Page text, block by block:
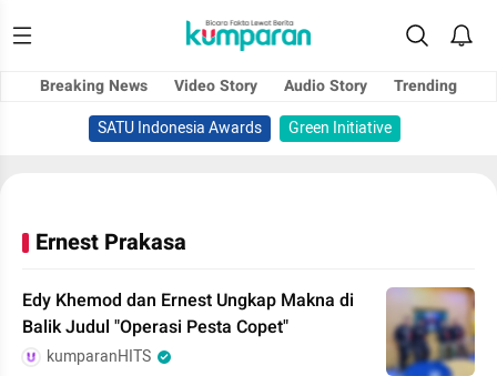
Breaking News Video Story Audio Story
Trending
SATU Indonesia Awards
Green Initiative
Ernest Prakasa
Edy Khemod dan Ernest Ungkap Makna di
Balik Judul "Operasi Pesta Copet"
kumparanHITS